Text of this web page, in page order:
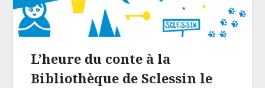
L’heure du conte à la
Bibliothèque de Sclessin le